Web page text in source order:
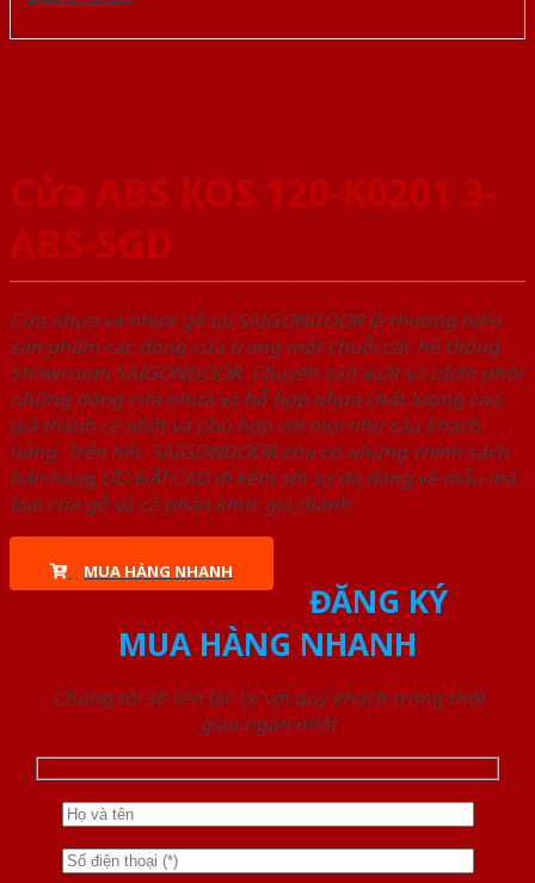
Cửa ABS KOS 120-K0201 3-
ABS-SGD
Cửa nhựa và nhựa gỗ tại SAIGONDOOR là thương hiệu
sản phẩm các dòng cửa trong một chuỗi các hệ thống
Showroom SAIGONDOOR. Chuyên sản xuất và phân phối
những dòng cửa nhựa và hỗ hợp nhựa chất lượng cao,
giá thành rẻ nhất và phù hợp với mọi nhu cầu khách
hàng. Trên hết, SAIGONDOOR còn có những chính sách
bán hàng ƯU ĐÃI CAO đi kèm với sự đa dạng về mẫu mã,
loại cửa gỗ và cả phân khúc giá thành.
MUA HÀNG NHANH
ĐĂNG KÝ
MUA HÀNG NHANH
Chúng tôi sẽ liên lạc lại với quý khách trong thời
gian ngắn nhất